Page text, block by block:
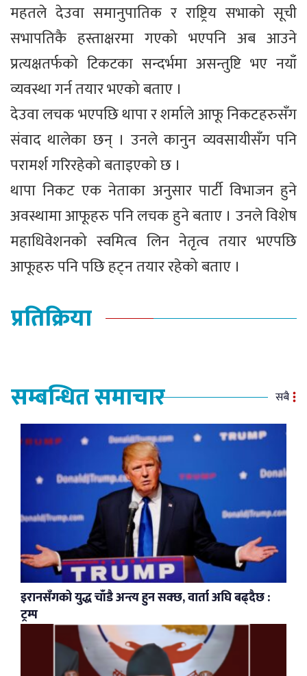
महतले देउवा समानुपातिक र राष्ट्रिय सभाको सूची
सभापतिकै हस्ताक्षरमा गएको भएपनि अब आउने
प्रत्यक्षतर्फको टिकटका सन्दर्भमा असन्तुष्टि भए नयाँ
व्यवस्था गर्न तयार भएको बताए ।
देउवा लचक भएपछि थापा र शर्माले आफू निकटहरुसँग
संवाद थालेका छन् । उनले कानुन व्यवसायीसँग पनि
परामर्श गरिरहेको बताइएको छ ।
थापा निकट एक नेताका अनुसार पार्टी विभाजन हुने
अवस्थामा आफूहरु पनि लचक हुने बताए । उनले विशेष
महाधिवेशनको स्वमित्व लिन नेतृत्व तयार भएपछि
आफूहरु पनि पछि हट्न तयार रहेको बताए ।
प्रतिक्रिया
सम्बन्धित समाचार सबै
इरानसँगको युद्ध चाँडै अन्त्य हुन सक्छ, वार्ता अघि बढ्दैछ :
ट्रम्प